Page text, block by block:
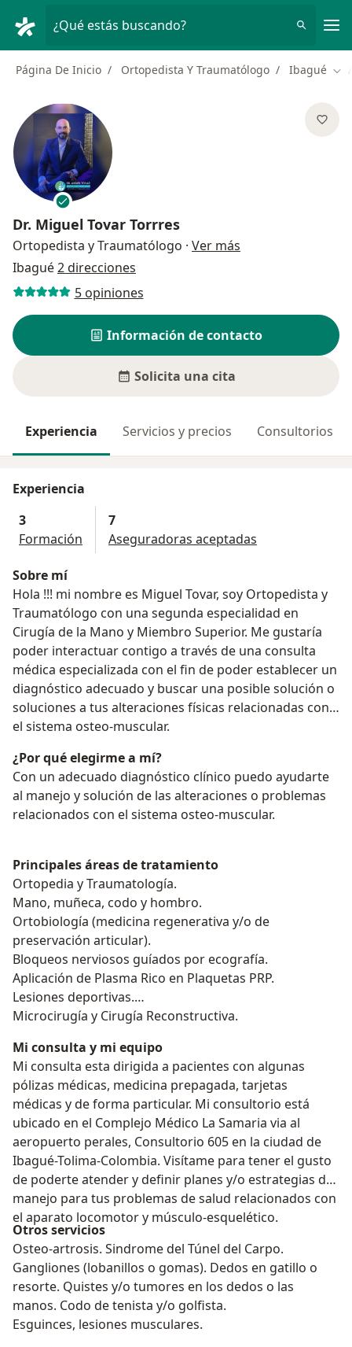
¿Qué estás buscando?
Página De Inicio Ortopedista Y Traumatólogo Ibagué
Dr. Miguel Tovar Torrres
Ortopedista y Traumatólogo · Ver más
Ibagué2 direcciones
5 opiniones
Información de contacto
Solicita una cita
Experiencia Servicios y precios Consultorios
Experiencia
3
Formación
7
Aseguradoras aceptadas
Sobre mí
Hola !!! mi nombre es Miguel Tovar, soy Ortopedista y
Traumatólogo con una segunda especialidad en
Cirugía de la Mano y Miembro Superior. Me gustaría
poder interactuar contigo a través de una consulta
médica especializada con el fin de poder establecer un
diagnóstico adecuado y buscar una posible solución o
soluciones a tus alteraciones físicas relacionadas con
el sistema osteo-muscular.
¿Por qué elegirme a mí?
Con un adecuado diagnóstico clínico puedo ayudarte
al manejo y solución de las alteraciones o problemas
relacionados con el sistema osteo-muscular.
Principales áreas de tratamiento
Ortopedia y Traumatología.
Mano, muñeca, codo y hombro.
Ortobiología (medicina regenerativa y/o de
preservación articular).
Bloqueos nerviosos guíados por ecografía.
Aplicación de Plasma Rico en Plaquetas PRP.
Lesiones deportivas.
Microcirugía y Cirugía Reconstructiva.
Mi consulta y mi equipo
Mi consulta esta dirigida a pacientes con algunas
pólizas médicas, medicina prepagada, tarjetas
médicas y de forma particular. Mi consultorio está
ubicado en el Complejo Médico La Samaria via al
aeropuerto perales, Consultorio 605 en la ciudad de
Ibagué-Tolima-Colombia. Visítame para tener el gusto
de poderte atender y definir planes y/o estrategias de
manejo para tus problemas de salud relacionados con
el aparato locomotor y músculo-esquelético.
Otros servicios
Osteo-artrosis. Sindrome del Túnel del Carpo.
Gangliones (lobanillos o gomas). Dedos en gatillo o
resorte. Quistes y/o tumores en los dedos o las
manos. Codo de tenista y/o golfista.
Esguinces, lesiones musculares.